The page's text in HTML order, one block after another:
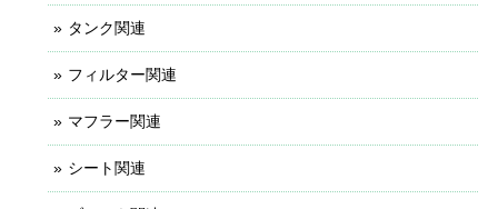
タンク関連
フィルター関連
マフラー関連
シート関連